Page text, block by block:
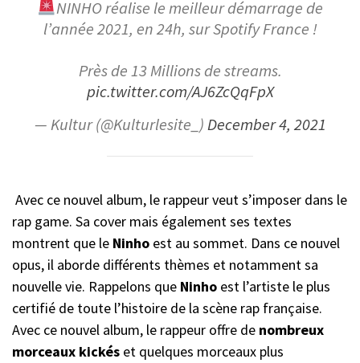
NINHO réalise le meilleur démarrage de
l’année 2021, en 24h, sur Spotify France !
Près de 13 Millions de streams.
pic.twitter.com/AJ6ZcQqFpX
— Kultur (@Kulturlesite_)December 4, 2021
Avec ce nouvel album, le rappeur veut s’imposer dans le
rap game. Sa cover mais également ses textes
montrent que le Ninho est au sommet. Dans ce nouvel
opus, il aborde différents thèmes et notamment sa
nouvelle vie. Rappelons que Ninho est l’artiste le plus
certifié de toute l’histoire de la scène rap française.
Avec ce nouvel album, le rappeur offre de nombreux
morceaux kickés et quelques morceaux plus